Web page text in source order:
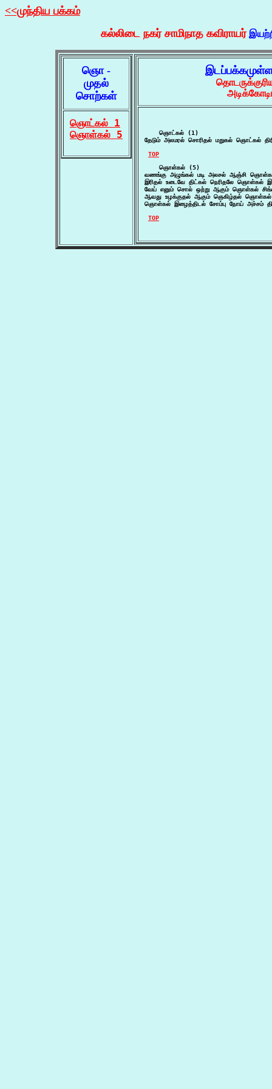
<<முந்திய பக்கம்
கல்லிடை நகர் சாமிநாத கவிராயர்
ஞொ -
முதல்
சொற்கள்
ஞொட்கல் 1
ஞொள்கல் 5
    ஞொட்கல் (1)
தேடும் அலமரல் சொரிதல் மறுகல் ஞொட்கல்
TOP
    ஞொள்கல் (5)
வணங்கு அழுங்கல் மடி அலசல் ஆஞ்சி
இரிதல் உடைவே திட்கல் நெரிதலே ஞொள்கல்
வேய் எனும் சொல் ஒற்று ஆகும் ஞொள்கல்
ஆவது உழக்குதல் ஆகும் ஞெகிழ்தல்
ஞொள்கல் இழைத்திடல் சோம்பு நோய் அச்சம்
TOP